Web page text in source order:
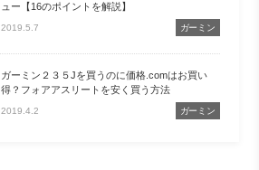
ュー【16のポイントを解説】
2019.5.7 ガーミン
ガーミン２３５Jを買うのに価格.comはお買い
得？フォアアスリートを安く買う方法
2019.4.2 ガーミン